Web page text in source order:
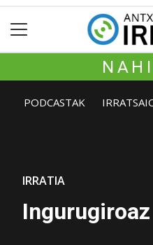
PODCASTAK
IRRATIA